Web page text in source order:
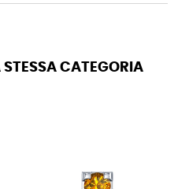
STESSA CATEGORIA